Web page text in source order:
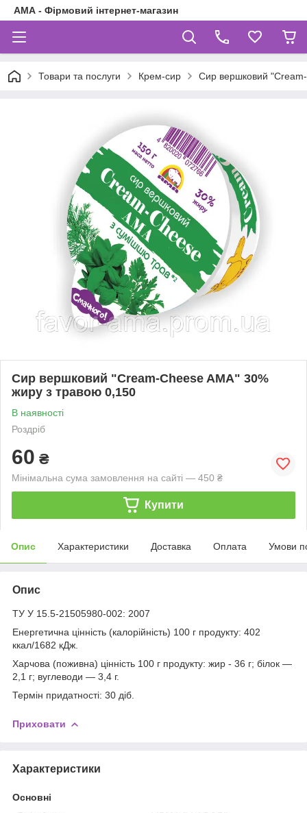
АМА - Фірмовий інтернет-магазин
Товари та послуги Крем-сир Сир вершковий
Сир вершковий "Cream-Cheese AMA" 30%
жиру з травою 0,150
В наявності
Роздріб
60 ₴
Мінімальна сума замовлення на сайті — 450 ₴
Купити
Опис Характеристики Доставка Оплата Умови
Опис
ТУ У 15.5-21505980-002: 2007
Енергетична цінність (калорійність) 100 г продукту: 402
ккал/1682 кДж.
Харчова (поживна) цінність 100 г продукту: жир - 36 г; білок —
2,1 г; вуглеводи — 3,4 г.
Термін придатності: 30 діб.
Приховати
Характеристики
Основні